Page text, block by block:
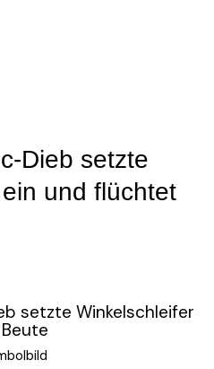
Dieb setzte
und flüchtet